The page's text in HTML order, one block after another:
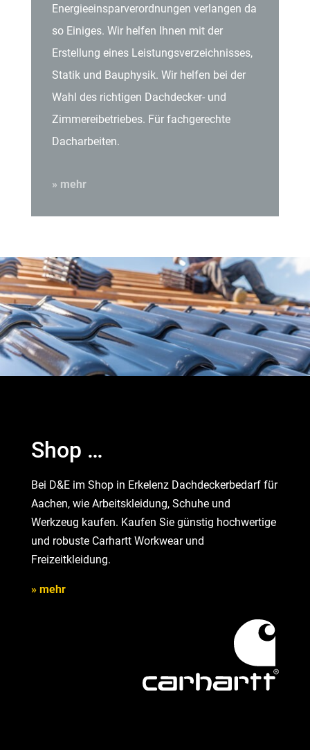
Energieeinsparverordnungen verlangen da
so Einiges. Wir helfen Ihnen mit der
Erstellung eines Leistungsverzeichnisses,
Statik und Bauphysik. Wir helfen bei der
Wahl des richtigen Dachdecker- und
Zimmereibetriebes. Für fachgerechte
Dacharbeiten.
» mehr
Shop …
Bei D&E im Shop in Erkelenz Dachdeckerbedarf für
Aachen, wie Arbeitskleidung, Schuhe und
Werkzeug kaufen. Kaufen Sie günstig hochwertige
und robuste Carhartt Workwear und
Freizeitkleidung.
» mehr